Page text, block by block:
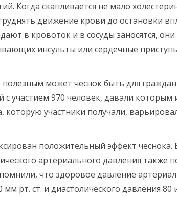
Когда скапливается не мало
движение крови до остановки
в кровоток и в сосуды заносятся,
инсульты или сердечные
может чеснок быть для
с участием 970 человек, давали
которую участники получали,
положительный эффект чеснока.
артериального давления также
что здоровое давление
мм рт. ст. и диастолического давления